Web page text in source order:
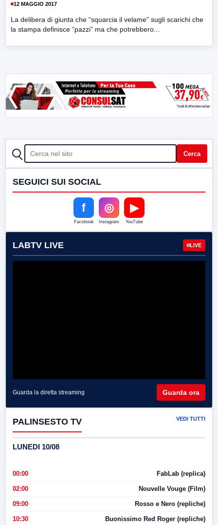
12 MAGGIO 2017
La delibera di giunta che “squarcia il velame” sugli scarichi che
la stampa definisce “pazzi” ma che potrebbero...
CERCA Cerca
SEGUICI SUI SOCIAL
f
Facebook
◎
Instagram
▶
YouTube
LABTV LIVE LIVE
Guarda la diretta streaming Guarda ora
PALINSESTO TV VEDI TUTTI
LUNEDI 10/08
00:00 FabLab (replica)
02:00 Nouvelle Vouge (Film)
09:00 Rosso e Nero (repliche)
10:30 Buonissimo Red Roger (repliche)